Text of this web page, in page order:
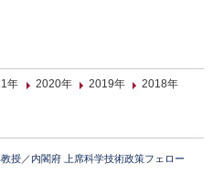
年 2020年 2019年 2018年
授／内閣府 上席科学技術政策フェロー